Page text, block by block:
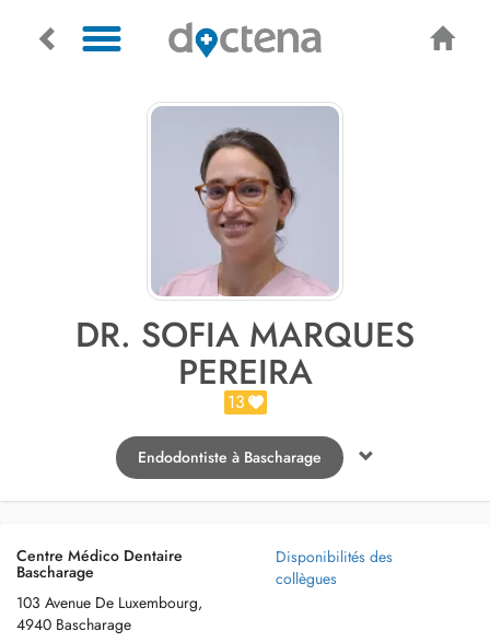
DR. SOFIA MARQUES
PEREIRA
13
Endodontiste à Bascharage
Centre Médico Dentaire
Bascharage
103 Avenue De Luxembourg,
4940 Bascharage
Disponibilités des
collègues